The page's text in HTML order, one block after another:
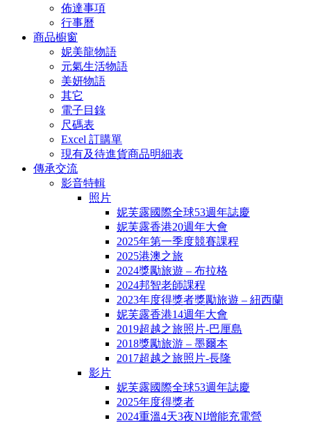
佈達事項
行事曆
商品櫥窗
妮美龍物語
元氣生活物語
美妍物語
其它
電子目錄
尺碼表
Excel 訂購單
現有及待進貨商品明細表
傳承交流
影音特輯
照片
妮芙露國際全球53週年誌慶
妮芙露香港20週年大會
2025年第一季度競賽課程
2025港澳之旅
2024獎勵旅遊 – 布拉格
2024邦智老師課程
2023年度得獎者獎勵旅遊 – 紐西蘭
妮芙露香港14週年大會
2019超越之旅照片-巴厘島
2018獎勵旅游 – 墨爾本
2017超越之旅照片-長隆
影片
妮芙露國際全球53週年誌慶
2025年度得獎者
2024重溫4天3夜NI增能充電營